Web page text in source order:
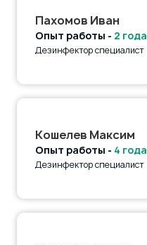
Пахомов Иван
Опыт работы - 2 года
Дезинфектор специалист
Кошелев Максим
Опыт работы - 4 года
Дезинфектор специалист